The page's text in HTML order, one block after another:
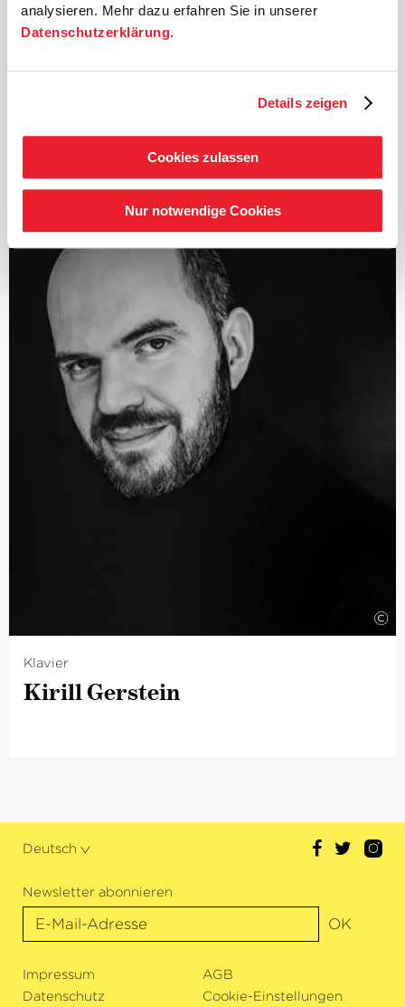
analysieren. Mehr dazu erfahren Sie in unserer
Datenschutzerklärung.
Details zeigen
Cookies zulassen
Nur notwendige Cookies
Als Kind einer Musikerfamilie im litauischen Vilnius
geboren, studierte Mirga Gražinytė-Tyla zunächst Chor-
Leipzig und schließlich an der Zürcher Hochschule der
aufgenommen und gab im darauffolgenden Jahr ihr
Operndebüt mit›La Traviata‹in Osnabrück.
auf sich aufmerksam, als sie bei den Salzburger
Festspielen mit dem begehrten ›Salzburg Festival Young
Conductors Award‹ ausgezeichnet wurde.
Zur Spielzeit 2014/15 wurde Mirga Gražinytė-Tyla vom
Los Angeles Philharmonic als Assistant Conductor
verpflichtet und nach überwältigendem Zuspruch von
Orchester wie Publikum zum Associate Conductor
befördert. In der Saison 2015/16 übernahm sie die
Position der Musikdirektorin des Salzburger
Landestheaters. Darüber hinaus hat die Litauerin
zahlreiche Einladungen internationaler Orchester
angenommen und Opern in Bern, Heidelberg, Salzburg
sowie in Berlin dirigiert. Seit Beginn der Saison 2016/17
ist Mirga Gražinytė-Tyla Musikdirektorin des City of
Birmingham Symphony Orchestra, wo sie in der
©
Klavier
Kirill Gerstein
Deutsch
Newsletter abonnieren
OK
Impressum
AGB
Datenschutz
Cookie-Einstellungen